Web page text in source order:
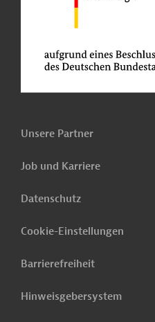
Unsere Partner
Job und Karriere
Datenschutz
Cookie-Einstellungen
Barrierefreiheit
Hinweisgebersystem